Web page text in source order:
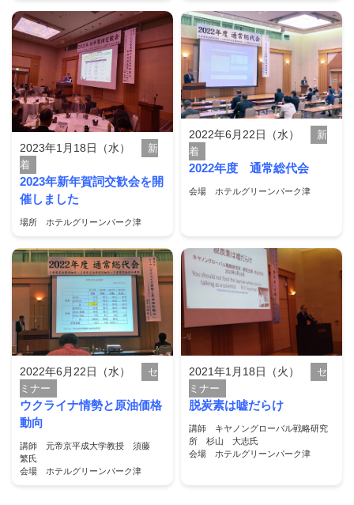
2023年1月18日（水）
新
着
2023年新年賀詞交歓会を開
催しました
場所 ホテルグリーンパーク津
2022年6月22日（水）
新
着
2022年度 通常総代会
会場 ホテルグリーンパーク津
2022年6月22日（水）
セ
ミナー
ウクライナ情勢と原油価格
動向
講師 元帝京平成大学教授 須藤
繁氏
会場 ホテルグリーンパーク津
2021年1月18日（火）
セ
ミナー
脱炭素は嘘だらけ
講師 キヤノングローバル戦略研究
所 杉山 大志氏
会場 ホテルグリーンパーク津